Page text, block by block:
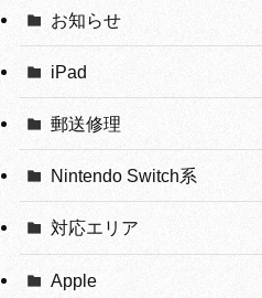
お知らせ
iPad
郵送修理
Nintendo Switch系
対応エリア
Apple